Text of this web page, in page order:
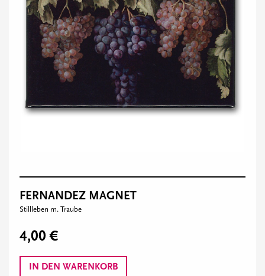
FERNANDEZ MAGNET
Stillleben m. Traube
4,00 €
IN DEN WARENKORB